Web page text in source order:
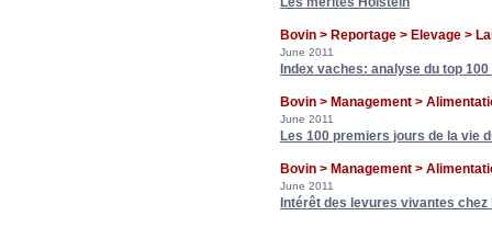
Bovin > Reportage > Elevage >
June 2011
Index vaches: analyse du top
Bovin > Management >
June 2011
Les 100 premiers jours de la vie
Bovin > Management >
June 2011
Intérêt des levures vivantes